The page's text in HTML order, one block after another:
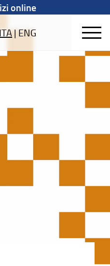
online
|ENG